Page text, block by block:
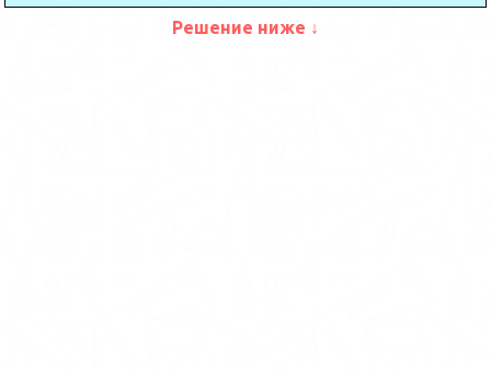
Решение ниже ↓